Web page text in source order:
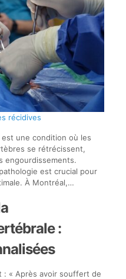
récidives
est une condition où les
se rétrécissent,
engourdissements.
est crucial pour
À Montréal,…
:
: « Après avoir souffert de